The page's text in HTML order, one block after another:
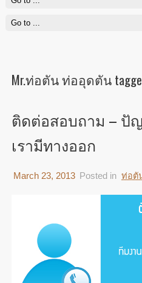
ติดต่อสอบถาม
เรามีสาขามากมายทั่วประเทศ การั
Mr.ท่อตัน ท่ออุดตัน
ติดต่อสอบถาม – ปั
เรามีทางออก
March 23, 2013 Posted in ท่อตั